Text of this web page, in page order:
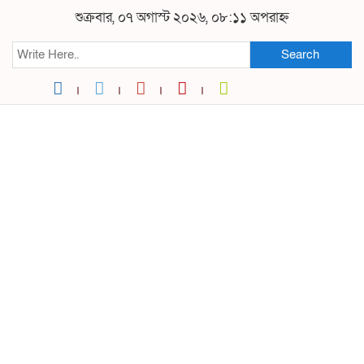
শুক্রবার, ০৭ অগাস্ট ২০২৬, ০৮:১১ অপরাহ্ন
Search